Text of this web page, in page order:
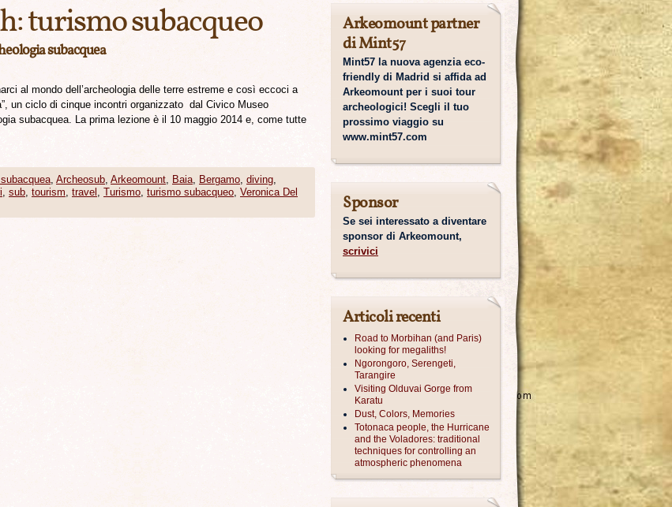
turismo subacqueo
subacquea
al mondo dell’archeologia delle terre estreme e così eccoci a
un ciclo di cinque incontri organizzato dal Civico Museo
subacquea. La prima lezione è il 10 maggio 2014 e, come tutte
, Archeosub, Arkeomount, Baia, Bergamo, diving,
, sub, tourism, travel , Turismo, turismo subacqueo, Veronica Del
Arkeomount partner
di Mint57
Mint57 la nuova agenzia eco-
friendly di Madrid si affida ad
Arkeomount per i suoi tour
archeologici! Scegli il tuo
prossimo viaggio su
www.mint57.com
Sponsor
Se sei interessato a diventare
sponsor di Arkeomount,
scrivici
Articoli recenti
Road to Morbihan (and Paris)
looking for megaliths!
Ngorongoro, Serengeti,
Tarangire
Visiting Olduvai Gorge from
Karatu
Dust, Colors, Memories
Totonaca people, the Hurricane
and the Voladores: traditional
techniques for controlling an
atmospheric phenomena